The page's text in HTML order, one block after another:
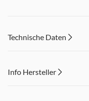
Technische Daten
Info Hersteller